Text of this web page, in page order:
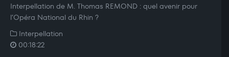
Interpellation de M. Thomas REMOND : quel avenir pour
l’Opéra National du Rhin ?
Interpellation
00:18:22